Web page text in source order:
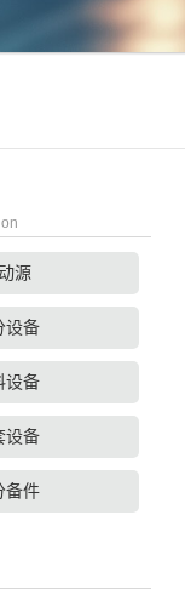
源
设备
设备
设备
备件